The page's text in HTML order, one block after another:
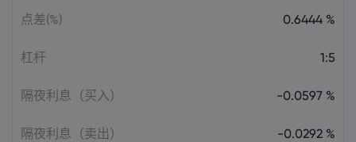
Emma Rose
Overheating, U.S. Trade Policy Risk
点差(%) 0.6444 %
杠杆 1:5
隔夜利息（买入） -0.0597 %
隔夜利息（卖出） -0.0292 %